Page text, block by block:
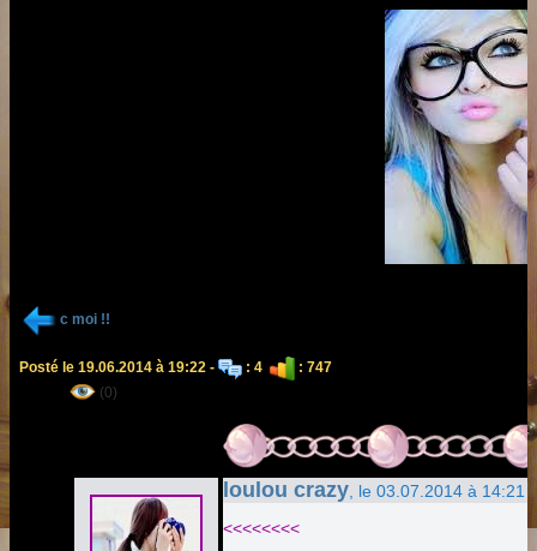
c moi !!
Posté le 19.06.2014 à 19:22 - : 4
: 747
(0)
loulou crazy , le 03.07.2014 à 14:21
<<<<<<<<